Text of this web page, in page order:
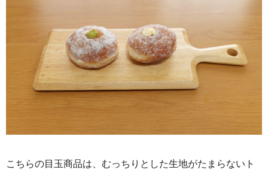
こちらの目玉商品は、むっちりとした生地がたまらないト